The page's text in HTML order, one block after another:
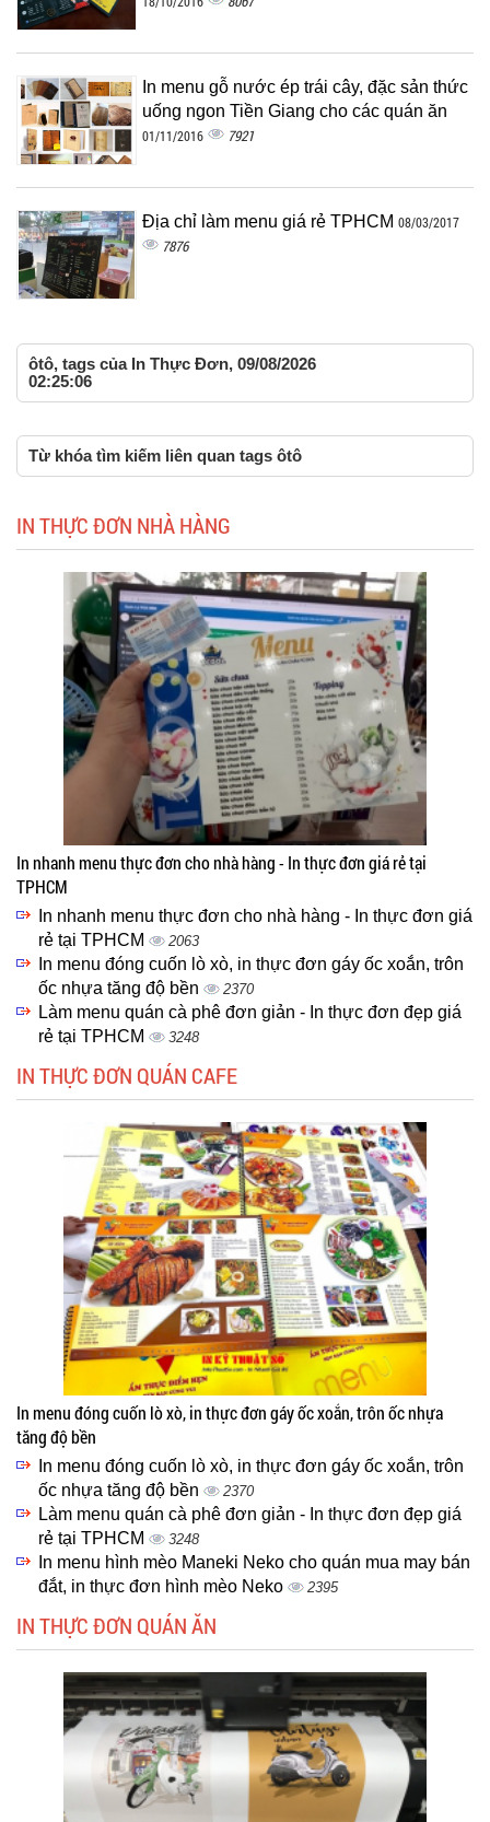
In menu gỗ nước ép trái cây, đặc sản thức
uống ngon Tiền Giang cho các quán ăn
01/11/2016 7921
Địa chỉ làm menu giá rẻ TPHCM 08/03/2017
7876
ôtô, tags của In Thực Đơn, 09/08/2026
02:25:06
Từ khóa tìm kiếm liên quan tags ôtô
IN THỰC ĐƠN NHÀ HÀNG
In nhanh menu thực đơn cho nhà hàng - In thực đơn giá rẻ tại
TPHCM
In nhanh menu thực đơn cho nhà hàng - In thực đơn giá
rẻ tại TPHCM
2063
In menu đóng cuốn lò xò, in thực đơn gáy ốc xoắn, trôn
ốc nhựa tăng độ bền
2370
Làm menu quán cà phê đơn giản - In thực đơn đẹp giá
rẻ tại TPHCM
3248
IN THỰC ĐƠN QUÁN CAFE
In menu đóng cuốn lò xò, in thực đơn gáy ốc xoắn, trôn ốc nhựa
tăng độ bền
In menu đóng cuốn lò xò, in thực đơn gáy ốc xoắn, trôn
ốc nhựa tăng độ bền
2370
Làm menu quán cà phê đơn giản - In thực đơn đẹp giá
rẻ tại TPHCM
3248
In menu hình mèo Maneki Neko cho quán mua may bán
đắt, in thực đơn hình mèo Neko
2395
IN THỰC ĐƠN QUÁN ĂN